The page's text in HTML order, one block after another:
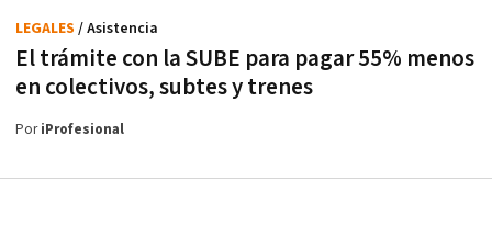
El trámite con la SUBE para pagar 55% menos
en colectivos, subtes y trenes
LEGALES / Asistencia
PoriProfesional